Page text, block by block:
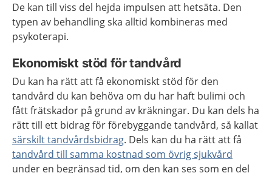
De kan till viss del hejda impulsen att hetsäta. Den
typen av behandling ska alltid kombineras med
psykoterapi.
Ekonomiskt stöd för tandvård
Du kan ha rätt att få ekonomiskt stöd för den
tandvård du kan behöva om du har haft bulimi och
fått frätskador på grund av kräkningar. Du kan dels ha
rätt till ett bidrag för förebyggande tandvård, så kallat
särskilt tandvårdsbidrag. Dels kan du ha rätt att få
tandvård till samma kostnad som övrig sjukvård
under en begränsad tid, om den kan ses som en del